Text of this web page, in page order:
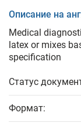
Описание на
Medical
latex or mixes
specification
Статус
Формат: